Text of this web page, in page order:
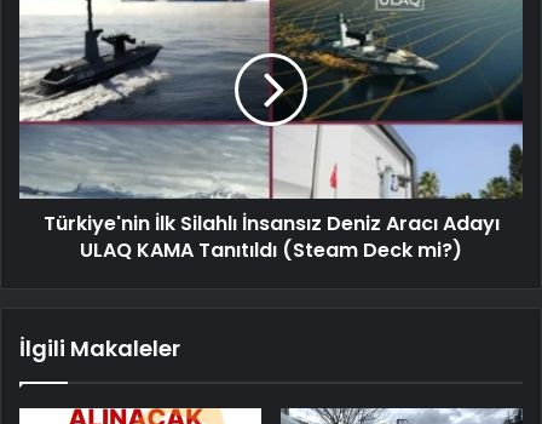
Türkiye'nin İlk Silahlı İnsansız Deniz Aracı Adayı
ULAQ KAMA Tanıtıldı (Steam Deck mi?)
İlgili Makaleler